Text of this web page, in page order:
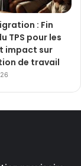
: Fin
TPS pour les
impact sur
de travail